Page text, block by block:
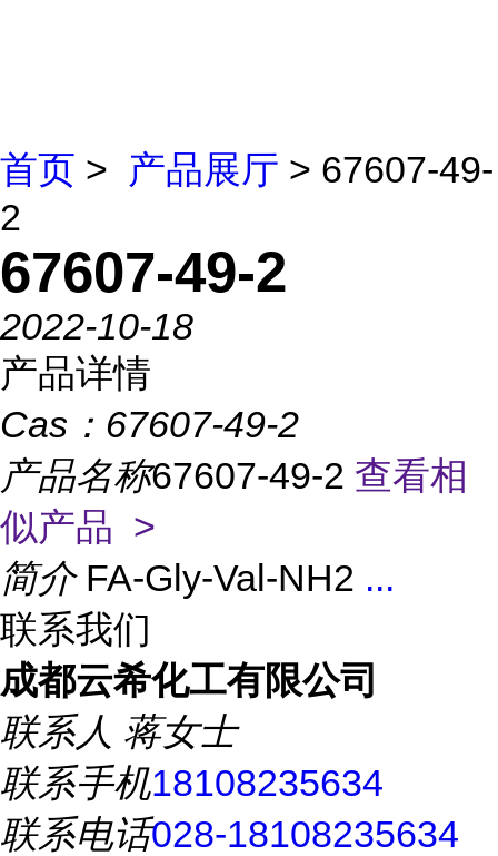
首页 > 产品展厅 > 67607-49-
2
67607-49-2
2022-10-18
产品详情
Cas： 67607-49-2
产品名称67607-49-2 查看相
似产品 >
简介 FA-Gly-Val-NH2 ...
联系我们
成都云希化工有限公司
联系人 蒋女士
联系手机18108235634
联系电话028-18108235634